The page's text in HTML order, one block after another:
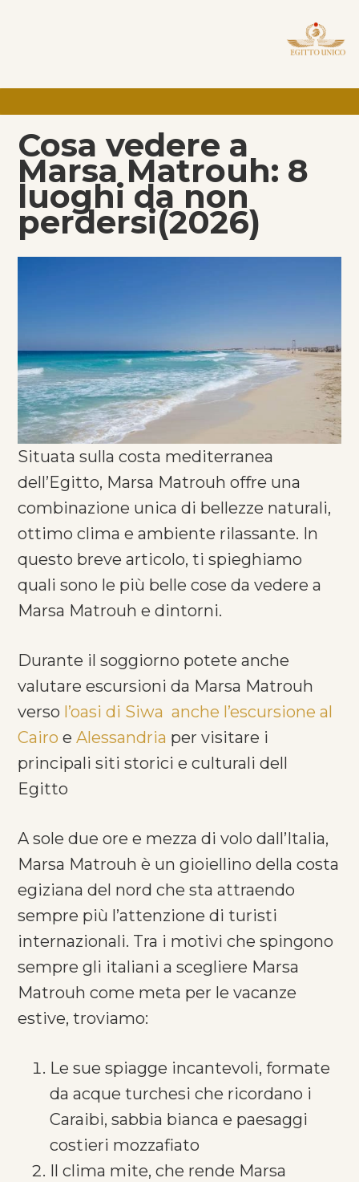
Cosa vedere a
Marsa Matrouh: 8
luoghi da non
perdersi(2026)
Situata sulla costa mediterranea
dell’Egitto, Marsa Matrouh offre una
combinazione unica di bellezze naturali,
ottimo clima e ambiente rilassante. In
questo breve articolo, ti spieghiamo
quali sono le più belle cose da vedere a
Marsa Matrouh e dintorni.
Durante il soggiorno potete anche
valutare escursioni da Marsa Matrouh
verso l’oasi di Siwa anche l’escursione al
Cairo e Alessandria per visitare i
principali siti storici e culturali dell
Egitto
A sole due ore e mezza di volo dall’Italia,
Marsa Matrouh è un gioiellino della costa
egiziana del nord che sta attraendo
sempre più l’attenzione di turisti
internazionali. Tra i motivi che spingono
sempre gli italiani a scegliere Marsa
Matrouh come meta per le vacanze
estive, troviamo:
Le sue spiagge incantevoli, formate
da acque turchesi che ricordano i
Caraibi, sabbia bianca e paesaggi
costieri mozzafiato
Il clima mite, che rende Marsa